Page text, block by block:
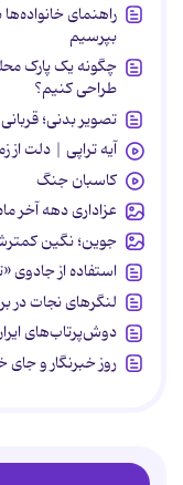
راهنمای
بپرسیم
چگونه یک پارک
طراحی کنیم؟
تصویر بدنی؛
آیه تراپی | دلت از
کاسبان جنگ
عزاداری دهه آخر
جوین؛ نگین
استفاده از
لنگرهای نجات در
دوش‌پرتاب‌های
روز خبرنگار و